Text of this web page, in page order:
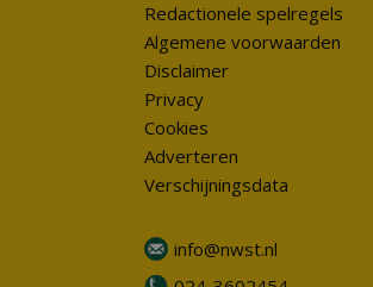
Redactionele spelregels
Algemene voorwaarden
Disclaimer
Privacy
Cookies
Adverteren
Verschijningsdata
info@nwst.nl